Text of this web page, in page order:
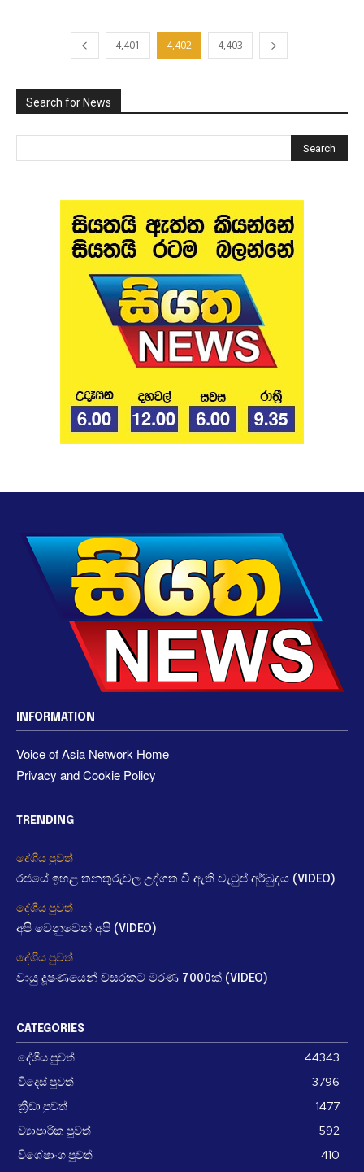
4,401 4,402 4,403
Search for News
INFORMATION
Voice of Asia Network Home
Privacy and Cookie Policy
TRENDING
දේශීය පුවත්
රජයේ ඉහළ තනතුරුවල උද්ගත වී ඇති වැටුප් අර්බුදය (VIDEO)
දේශීය පුවත්
අපි වෙනුවෙන් අපි (VIDEO)
දේශීය පුවත්
වායු දූෂණයෙන් වසරකට මරණ 7000ක් (VIDEO)
CATEGORIES
දේශීය පුවත්
44343
විදෙස් පුවත්
3796
ක්‍රීඩා පුවත්
1477
ව්‍යාපාරික පුවත්
592
විශේෂාංග පුවත්
410